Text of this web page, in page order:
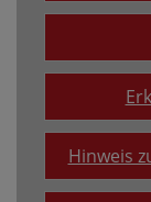
Hinweis